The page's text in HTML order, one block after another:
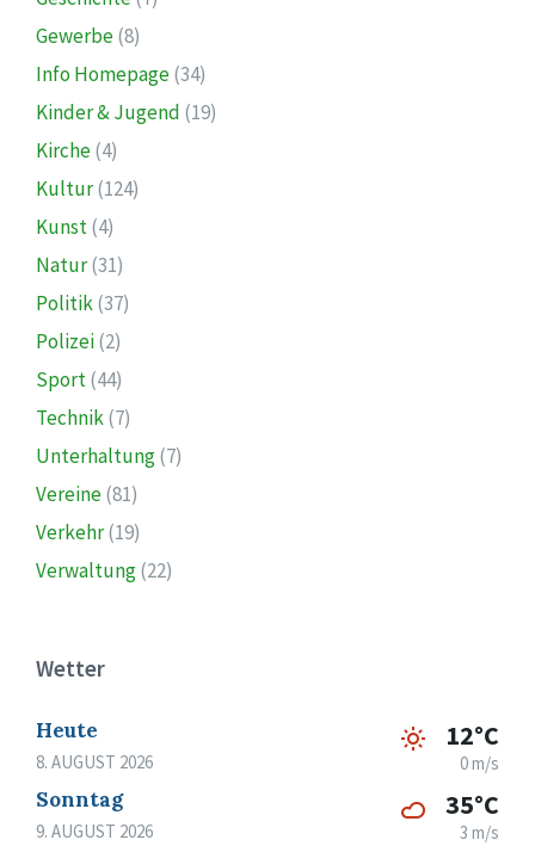
Gewerbe(8)
Info Homepage(34)
Kinder & Jugend (19)
Kirche(4)
Kultur(124)
Kunst(4)
Natur(31)
Politik(37)
Polizei(2)
Sport(44)
Technik(7)
Unterhaltung(7)
Vereine(81)
Verkehr(19)
Verwaltung(22)
Wetter
Heute
8. AUGUST 2026
12°C
0 m/s
Sonntag
9. AUGUST 2026
35°C
3 m/s